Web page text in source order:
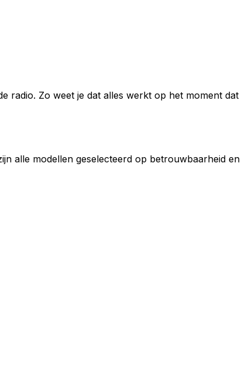
radio. Zo weet je dat alles werkt op het moment dat
alle modellen geselecteerd op betrouwbaarheid en